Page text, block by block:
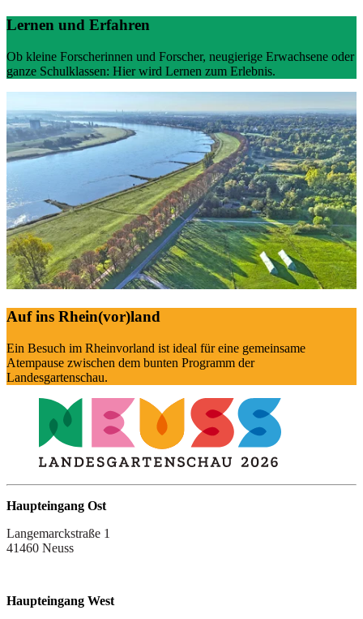
Lernen und Erfahren
Ob kleine Forscherinnen und Forscher, neugierige Erwachsene oder
ganze Schulklassen: Hier wird Lernen zum Erlebnis.
Auf ins Rhein(vor)land
Ein Besuch im Rheinvorland ist ideal für eine gemeinsame
Atempause zwischen dem bunten Programm der
Landesgartenschau.
Haupteingang Ost
Langemarckstraße 1
41460 Neuss
Haupteingang West